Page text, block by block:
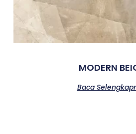
MODERN
Baca